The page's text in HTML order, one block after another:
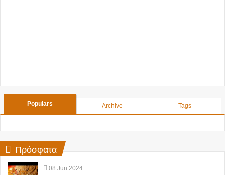
Populars Archive Tags
Πρόσφατα
08 Jun 2024